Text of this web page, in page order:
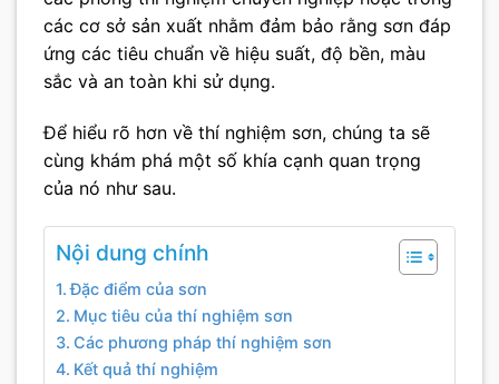
các cơ sở sản xuất nhằm đảm bảo rằng sơn đáp
ứng các tiêu chuẩn về hiệu suất, độ bền, màu
sắc và an toàn khi sử dụng.
Để hiểu rõ hơn về thí nghiệm sơn, chúng ta sẽ
cùng khám phá một số khía cạnh quan trọng
của nó như sau.
Nội dung chính
Đặc điểm của sơn
Mục tiêu của thí nghiệm sơn
Các phương pháp thí nghiệm sơn
Kết quả thí nghiệm